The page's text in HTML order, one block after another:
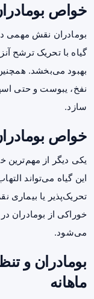
خواص
بومادران نقش مهمی
گیاه با تحریک ترشح
بهبود می‌بخشد.
نفخ، یبوست و حتی
سازد.
خواص
یکی دیگر از
این گیاه می‌تواند
تحریک‌پذیر یا
خوراکی از بومادران
می‌شود.
بومادران و
ماهانه